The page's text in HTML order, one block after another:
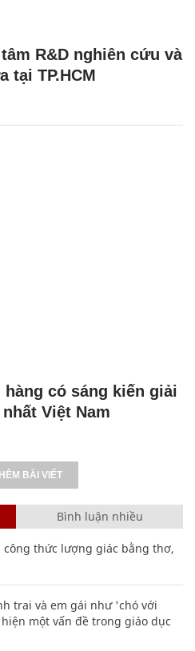
R&D nghiên cứu và
tại TP.HCM
hàng có sáng kiến giải
Việt Nam
BÀI VIẾT
Bình luận nhiều
công thức lượng giác bằng thơ,
trai và em gái như 'chó với
một vấn đề trong giáo dục